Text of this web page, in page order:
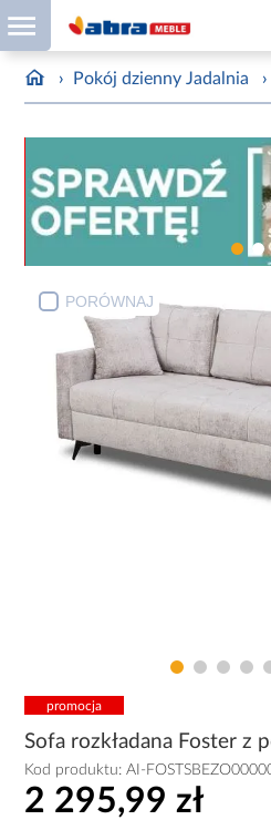
› Pokój dzienny Jadalnia ›
PORÓWNAJ
promocja
Sofa rozkładana Foster z
Kod produktu:AI-
2 295,99 zł